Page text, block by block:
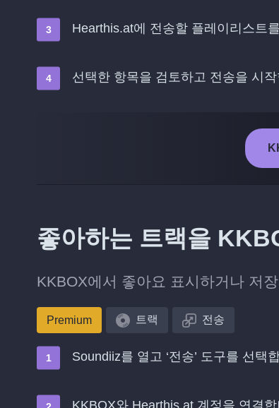
Hearthis.at에 전송할 플레이리스트
선택한 항목을 검토하고 전송을 시
좋아하는 트랙을
KKBOX에서 좋아요 표시하거나 저
Premium 트랙 전송
Soundiiz를 열고 ‘전송’ 도구를 선택
KKBOX와 Hearthis.at 계정을 연결